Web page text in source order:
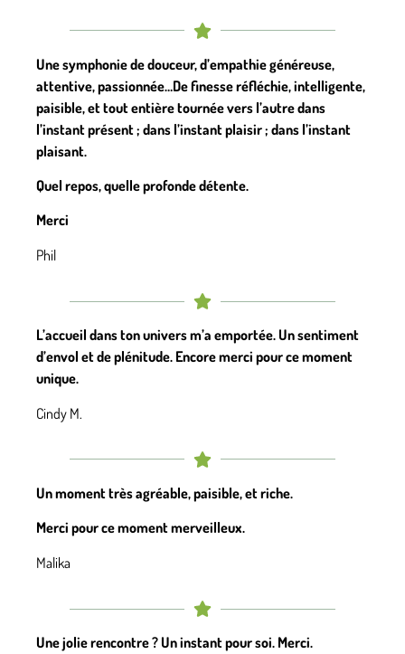
Une symphonie de douceur, d’empathie généreuse,
attentive, passionnée…De finesse réfléchie, intelligente,
paisible, et tout entière tournée vers l’autre dans
l’instant présent ; dans l’instant plaisir ; dans l’instant
plaisant.
Quel repos, quelle profonde détente.
Merci
Phil
L’accueil dans ton univers m’a emportée. Un sentiment
d’envol et de plénitude. Encore merci pour ce moment
unique.
Cindy M.
Un moment très agréable, paisible, et riche.
Merci pour ce moment merveilleux.
Malika
Une jolie rencontre ? Un instant pour soi. Merci.